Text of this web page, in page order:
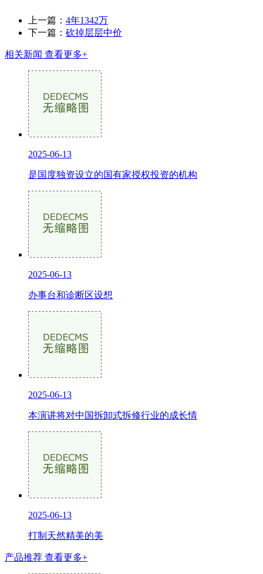
上一篇： 4年1342万
下一篇： 砍掉层层中价
相关新闻 查看更多+
2025-06-13
是国度独资设立的国有家授权投资的机构
2025-06-13
办事台和诊断区设想
2025-06-13
本演讲将对中国拆卸式拆修行业的成长情
2025-06-13
打制天然精美的美
产品推荐 查看更多+